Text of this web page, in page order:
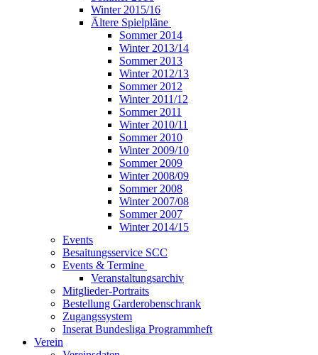
Winter 2015/16
Ältere Spielpläne
Sommer 2014
Winter 2013/14
Sommer 2013
Winter 2012/13
Sommer 2012
Winter 2011/12
Sommer 2011
Winter 2010/11
Sommer 2010
Winter 2009/10
Sommer 2009
Winter 2008/09
Sommer 2008
Winter 2007/08
Sommer 2007
Winter 2014/15
Events
Besaitungsservice SCC
Events & Termine
Veranstaltungsarchiv
Mitglieder-Portraits
Bestellung Garderobenschrank
Zugangssystem
Inserat Bundesliga Programmheft
Verein